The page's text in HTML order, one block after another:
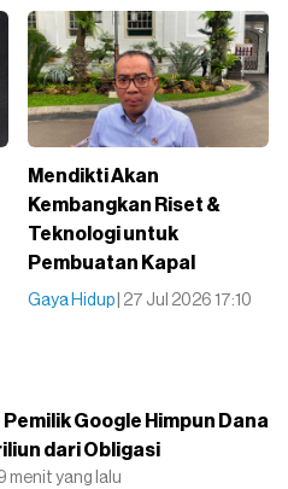
Mendikti Akan
Kembangkan Riset &
Teknologi untuk
Pembuatan Kapal
Gaya Hidup | 27 Jul 2026 17:10
Google Himpun Dana
dari Obligasi
9 menit yang lalu